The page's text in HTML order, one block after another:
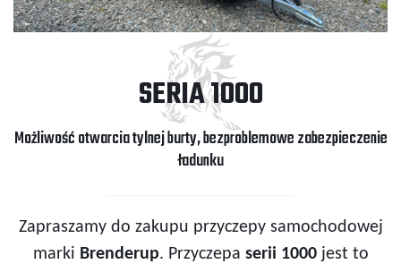
SERIA 1000
Możliwość otwarcia tylnej burty, bezproblemowe zabezpieczenie
ładunku
Zapraszamy do zakupu przyczepy samochodowej
marki Brenderup. Przyczepa serii 1000jest to